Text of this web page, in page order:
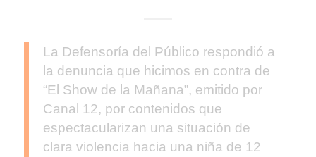
La Defensoría del Público respondió a
la denuncia que hicimos en contra de
“El Show de la Mañana”, emitido por
Canal 12, por contenidos que
espectacularizan una situación de
clara violencia hacia una niña de 12